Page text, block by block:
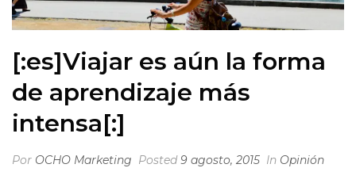
[:es]Viajar es aún la forma
de aprendizaje más
intensa[:]
Por OCHO Marketing Posted9 agosto, 2015 In Opinión